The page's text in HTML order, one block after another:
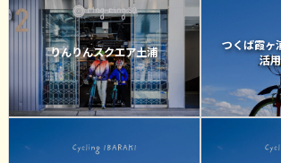
りんりんスクエア土浦
つくば霞ヶ
活